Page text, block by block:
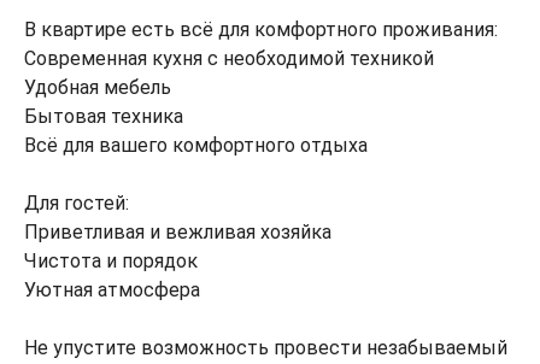
В квартире есть всё для комфортного проживания:
Современная кухня с необходимой техникой
Удобная мебель
Бытовая техника
Всё для вашего комфортного отдыха
Для гостей:
Приветливая и вежливая хозяйка
Чистота и порядок
Уютная атмосфера
Не упустите возможность провести незабываемый